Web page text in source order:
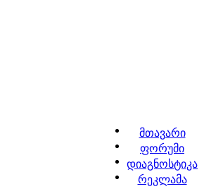
მთავარი
ფორუმი
დიაგნოსტიკა
რეკლამა